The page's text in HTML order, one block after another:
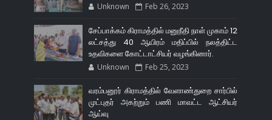
Unknown Feb 26, 2023
சேப்பாக்கம் கிராமத்தில் மனுநீதி நாள் முகாம் 12
லட்சத்து 40 ஆயிரம் மதிப்பில் நலத்திட்ட
உதவிகளை கோட்டாட்சியர் வழங்கினார்.
Unknown Feb 25, 2023
வரம்பனூர் கிராமத்தில் வேளாண்துறை சார்பில்
முட்புதர் அகற்றும் பணி மாவட்ட ஆட்சியர்
ஆய்வு